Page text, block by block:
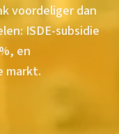
voordeliger dan
ISDE-subsidie
en
markt.